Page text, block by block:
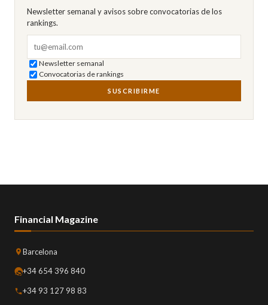
Newsletter semanal y avisos sobre convocatorias de los
rankings.
Newsletter semanal
Convocatorias de rankings
SUSCRIBIRME
Financial Magazine
Barcelona
+34 654 396 840
+34 93 127 98 83